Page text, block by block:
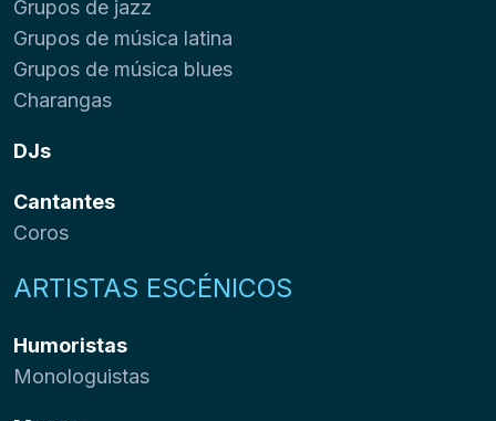
Grupos de jazz
Grupos de música latina
Grupos de música blues
Charangas
DJs
Cantantes
Coros
ARTISTAS ESCÉNICOS
Humoristas
Monologuistas